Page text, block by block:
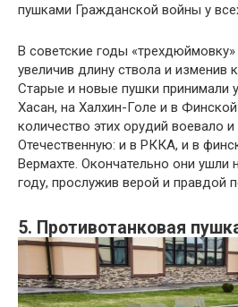
пушками Гражданской войны у
В советские годы
увеличив длину ствола и изменив
Старые и новые пушки принимали
Хасан, на Халхин-Голе и в
количество этих орудий воевало
Отечественную: и в РККА, и в
Вермахте. Окончательно они ушли
году, прослужив верой и правдой
5. Противотанковая